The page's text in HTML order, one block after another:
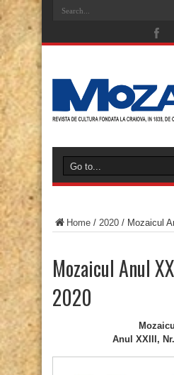
Home / 2020 / Mozaicul
Mozaicul Anul
2020
Mozaicul
Anul XXIII,